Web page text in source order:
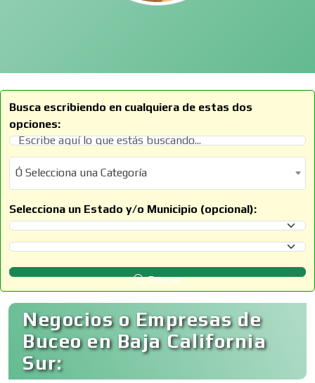
Busca escribiendo en cualquiera de estas dos
opciones:
Ó Selecciona una Categoría
Ó Selecciona una Categoría
Selecciona un Estado y/o Municipio (opcional):
Selecciona un Estado
Selecciona un Municipio
Buscar
Negocios o Empresas de
Buceo en Baja California
Sur: